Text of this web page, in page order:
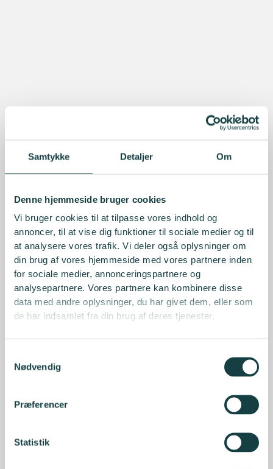
Samtykke Detaljer Om
Denne hjemmeside bruger cookies
Vi bruger cookies til at tilpasse vores indhold og
annoncer, til at vise dig funktioner til sociale medier og til
at analysere vores trafik. Vi deler også oplysninger om
din brug af vores hjemmeside med vores partnere inden
for sociale medier, annonceringspartnere og
analysepartnere. Vores partnere kan kombinere disse
data med andre oplysninger, du har givet dem, eller som
de har indsamlet fra din brug af deres tjenester.
Nødvendig
Præferencer
Statistik